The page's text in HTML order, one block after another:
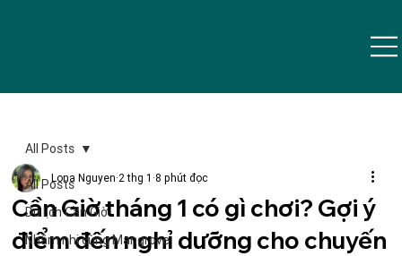
All Posts
Du lịch Cần Giờ
Nhâm nhi cùng Mangrove
All Posts
Cần Giờ tháng 1 có gì chơi? Gợi ý
điểm đến nghỉ dưỡng cho chuyến
Lona Nguyen 2 thg 1 8 phút đọc